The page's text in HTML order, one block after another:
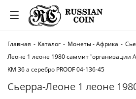
Главная - Каталог - Монеты - Африка -
Леоне 1 леоне 1980 саммит "организации
KM 36 a серебро PROOF 04-136-45
Сьерра-Леоне 1 леоне